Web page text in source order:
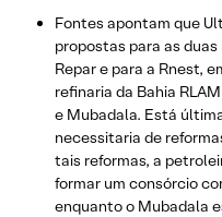
Fontes apontam que
propostas para as
Repar e para a Rnest,
refinaria da Bahia
e Mubadala. Está
necessitaria de
tais reformas, a
formar um consórcio
enquanto o Mubadala